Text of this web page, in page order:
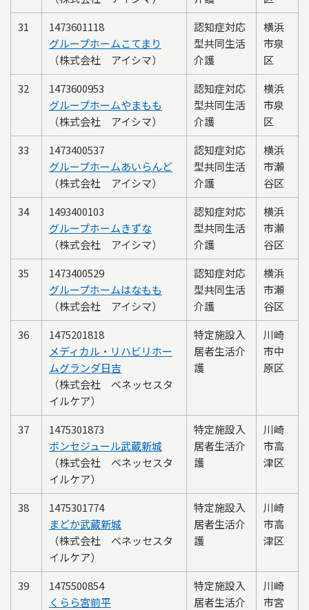
31
1473601118
グループホームこてまり
（株式会社 アイシマ）
認知症対応
型共同生活
介護
横浜
市泉
区
32
1473600953
グループホームやまもも
（株式会社 アイシマ）
認知症対応
型共同生活
介護
横浜
市泉
区
33
1473400537
グループホームあいらんど
（株式会社 アイシマ）
認知症対応
型共同生活
介護
横浜
市瀬
谷区
34
1493400103
グループホームきずな
（株式会社 アイシマ）
認知症対応
型共同生活
介護
横浜
市瀬
谷区
35
1473400529
グループホームはなもも
（株式会社 アイシマ）
認知症対応
型共同生活
介護
横浜
市瀬
谷区
36
1475201818
メディカル・リハビリホー
ムグランダ日吉
（株式会社 ベネッセスタ
イルケア）
特定施設入
居者生活介
護
川崎
市中
原区
37
1475301873
ボンセジュール武蔵新城
（株式会社 ベネッセスタ
イルケア）
特定施設入
居者生活介
護
川崎
市高
津区
38
1475301774
まどか武蔵新城
（株式会社 ベネッセスタ
イルケア）
特定施設入
居者生活介
護
川崎
市高
津区
39
1475500854
くらら宮前平
特定施設入
居者生活介
川崎
市宮